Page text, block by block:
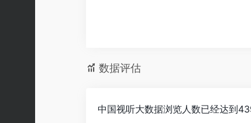
数据评估
中国视听大数据浏览人数已经达到